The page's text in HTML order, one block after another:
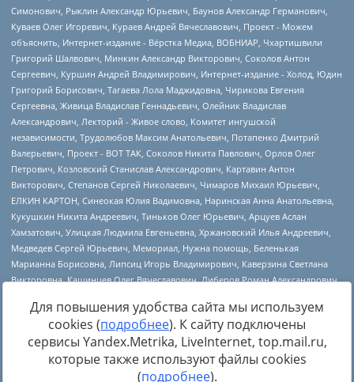
Источник:https://minjust.gov.ru/uploaded/files/reestr-
inostrannyih-agentov-22-03-2024.pdfданные на22.03.2024
Для повышения удобства сайта мы используем
cookies (подробнее). К сайту подключены
сервисы Yandex.Metrika, LiveInternet, top.mail.ru,
которые также используют файлы cookies
(подробнее).